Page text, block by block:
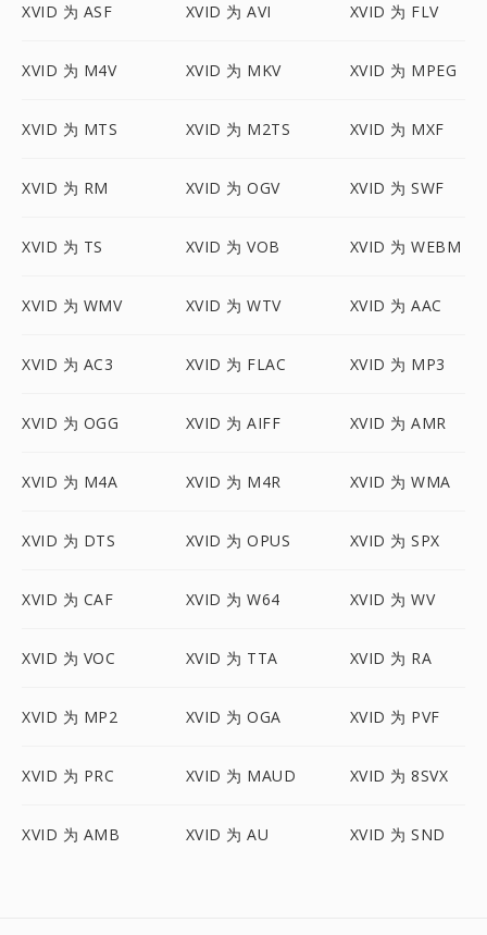
XVID 为 ASF XVID 为 AVI XVID 为 FLV
XVID 为 M4V XVID 为 MKV XVID 为 MPEG
XVID 为 MTS XVID 为 M2TS XVID 为 MXF
XVID 为 RM XVID 为 OGV XVID 为 SWF
XVID 为 TS XVID 为 VOB XVID 为 WEBM
XVID 为 WMV XVID 为 WTV XVID 为 AAC
XVID 为 AC3 XVID 为 FLAC XVID 为 MP3
XVID 为 OGG XVID 为 AIFF XVID 为 AMR
XVID 为 M4A XVID 为 M4R XVID 为 WMA
XVID 为 DTS XVID 为 OPUS XVID 为 SPX
XVID 为 CAF XVID 为 W64 XVID 为 WV
XVID 为 VOC XVID 为 TTA XVID 为 RA
XVID 为 MP2 XVID 为 OGA XVID 为 PVF
XVID 为 PRC XVID 为 MAUD XVID 为 8SVX
XVID 为 AMB XVID 为 AU XVID 为 SND